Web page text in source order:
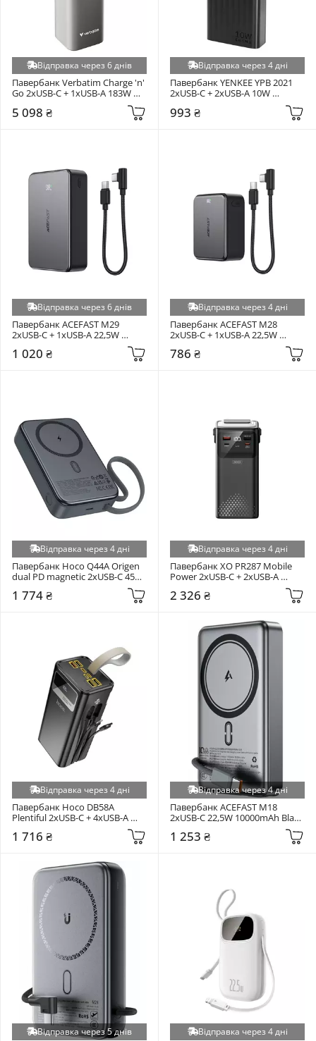
Відправка через 6 днів
Павербанк Verbatim Charge 'n'
Go 2xUSB-C + 1xUSB-A 183W
5 098 ₴
Відправка через 4 дні
Павербанк YENKEE YPB 2021
2xUSB-C + 2xUSB-A 10W
993 ₴
Відправка через 6 днів
Павербанк ACEFAST M29
2xUSB-C + 1xUSB-A 22,5W
1 020 ₴
Відправка через 4 дні
Павербанк ACEFAST M28
2xUSB-C + 1xUSB-A 22,5W
786 ₴
Відправка через 4 дні
Павербанк Hoco Q44A Origen
dual PD magnetic 2xUSB-C 45W
1 774 ₴
Відправка через 4 дні
Павербанк XO PR287 Mobile
Power 2xUSB-C + 2xUSB-A
2 326 ₴
Відправка через 4 дні
Павербанк Hoco DB58A
Plentiful 2xUSB-C + 4xUSB-A
1 716 ₴
Відправка через 4 дні
Павербанк ACEFAST M18
2xUSB-C 22,5W 10000mAh Black
1 253 ₴
Відправка через 5 днів Відправка через 4 дні